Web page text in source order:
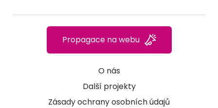
O nás
Další projekty
Zásady ochrany osobních údajů
Propagace na webu